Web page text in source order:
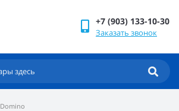
+7 (903) 133-10-30
Заказать звонок
Domino